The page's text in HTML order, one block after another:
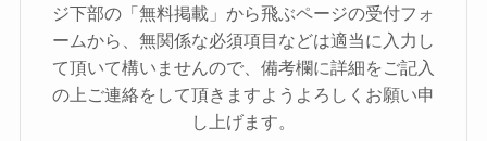
ジ下部の「無料掲載」から飛ぶページの受付フォ
ームから、無関係な必須項目などは適当に入力し
て頂いて構いませんので、備考欄に詳細をご記入
の上ご連絡をして頂きますようよろしくお願い申
し上げます。